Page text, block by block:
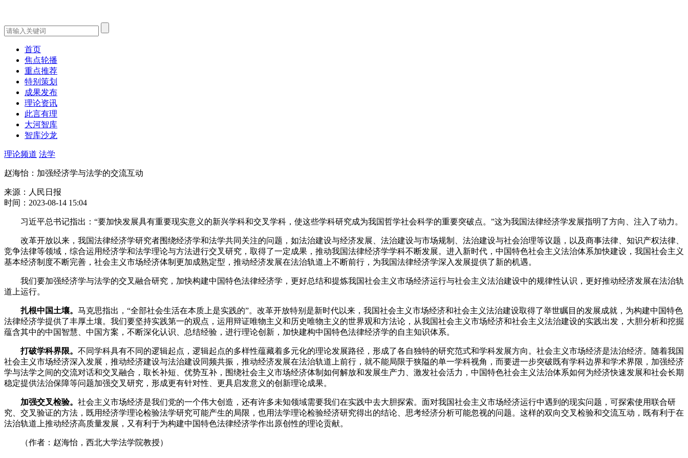
首页
焦点轮播
重点推荐
特别策划
成果发布
理论资讯
此言有理
大河智库
智库沙龙
理论频道 法学
赵海怡：加强经济学与法学的交流互动
来源：人民日报
时间：2023-08-14 15:04
习近平总书记指出：“要加快发展具有重要现实意义的新兴学科和交叉学科，使这些学科研究成为我国哲学社会科学的重要突破点。”这为我国法律经济学发展指明了方向、注入了动力。
改革开放以来，我国法律经济学研究者围绕经济学和法学共同关注的问题，如法治建设与经济发展、法治建设与市场规制、法治建设与社会治理等议题，以及商事法律、知识产权法律、
竞争法律等领域，综合运用经济学和法学理论与方法进行交叉研究，取得了一定成果，推动我国法律经济学学科不断发展。进入新时代，中国特色社会主义法治体系加快建设，我国社会主义
基本经济制度不断完善，社会主义市场经济体制更加成熟定型，推动经济发展在法治轨道上不断前行，为我国法律经济学深入发展提供了新的机遇。
我们要加强经济学与法学的交叉融合研究，加快构建中国特色法律经济学，更好总结和提炼我国社会主义市场经济运行与社会主义法治建设中的规律性认识，更好推动经济发展在法治轨
道上运行。
扎根中国土壤。 马克思指出，“全部社会生活在本质上是实践的”。改革开放特别是新时代以来，我国社会主义市场经济和社会主义法治建设取得了举世瞩目的发展成就，为构建中国特色
法律经济学提供了丰厚土壤。我们要坚持实践第一的观点，运用辩证唯物主义和历史唯物主义的世界观和方法论，从我国社会主义市场经济和社会主义法治建设的实践出发，大胆分析和挖掘
蕴含其中的中国智慧、中国方案，不断深化认识、总结经验，进行理论创新，加快建构中国特色法律经济学的自主知识体系。
打破学科界限。 不同学科具有不同的逻辑起点，逻辑起点的多样性蕴藏着多元化的理论发展路径，形成了各自独特的研究范式和学科发展方向。社会主义市场经济是法治经济。随着我国
社会主义市场经济深入发展，推动经济建设与法治建设同频共振，推动经济发展在法治轨道上前行，就不能局限于狭隘的单一学科视角，而要进一步突破既有学科边界和学术界限，加强经济
学与法学之间的交流对话和交叉融合，取长补短、优势互补，围绕社会主义市场经济体制如何解放和发展生产力、激发社会活力，中国特色社会主义法治体系如何为经济快速发展和社会长期
稳定提供法治保障等问题加强交叉研究，形成更有针对性、更具启发意义的创新理论成果。
加强交叉检验。 社会主义市场经济是我们党的一个伟大创造，还有许多未知领域需要我们在实践中去大胆探索。面对我国社会主义市场经济运行中遇到的现实问题，可探索使用联合研
究、交叉验证的方法，既用经济学理论检验法学研究可能产生的局限，也用法学理论检验经济研究得出的结论、思考经济分析可能忽视的问题。这样的双向交叉检验和交流互动，既有利于在
法治轨道上推动经济高质量发展，又有利于为构建中国特色法律经济学作出原创性的理论贡献。
（作者：赵海怡，西北大学法学院教授）